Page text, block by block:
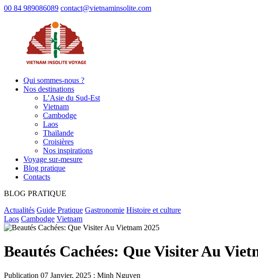
00 84 989086089 contact@vietnaminsolite.com
Qui sommes-nous ?
Nos destinations
L’Asie du Sud-Est
Vietnam
Cambodge
Laos
Thaïlande
Croisières
Nos inspirations
Voyage sur-mesure
Blog pratique
Contacts
BLOG PRATIQUE
Actualités Guide Pratique Gastronomie Histoire et culture
Laos Cambodge Vietnam
Beautés Cachées: Que Visiter Au
Publication 07 Janvier, 2025 : Minh Nguyen